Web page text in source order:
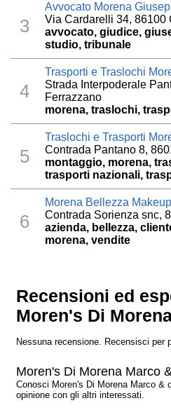
3
Avvocato Morena
Via Cardarelli 34, 86100
avvocato, giudice,
studio, tribunale
4
Trasporti e Traslochi
Strada Interpoderale
Ferrazzano
morena, traslochi,
5
Traslochi e Trasporti
Contrada Pantano 8,
montaggio, morena,
trasporti nazionali,
6
Morena Bellezza Makeup
Contrada Sorienza snc,
azienda, bellezza,
morena, vendite
Recensioni ed
Moren's Di
Nessuna recensione. Recensisci per
Moren's Di Morena Marco
Conosci Moren's Di Morena Marco &
opinione con gli altri interessati.